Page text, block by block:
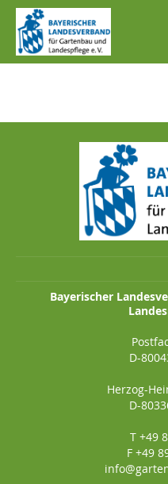
Bayerischer
D-
Herzog-
D-
T +49
F +49